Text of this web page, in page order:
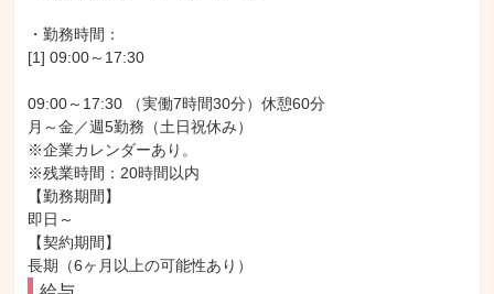
・勤務時間：
[1] 09:00～17:30
09:00～17:30 （実働7時間30分）休憩60分
月～金／週5勤務（土日祝休み）
※企業カレンダーあり。
※残業時間：20時間以内
【勤務期間】
即日～
【契約期間】
長期（6ヶ月以上の可能性あり）